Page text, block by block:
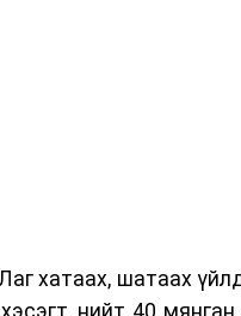
үйлчилгээг
хатаах, шатаах
нийт 40